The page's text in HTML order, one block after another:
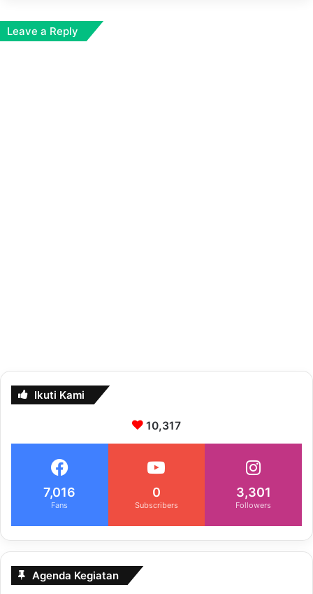
Leave a Reply
Ikuti Kami
10,317
7,016
Fans
0
Subscribers
3,301
Followers
Agenda Kegiatan